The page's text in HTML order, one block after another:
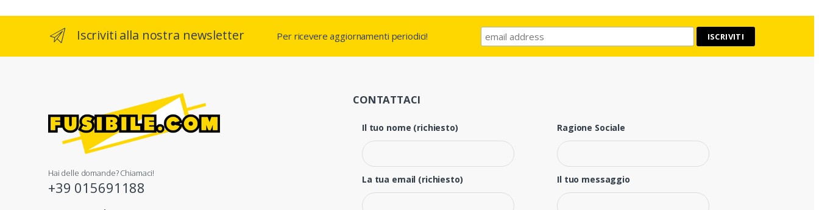
Iscriviti alla nostra newsletter Per ricevere aggiornamenti periodici!
Hai delle domande? Chiamaci!
+39 015691188
CONTATTACI
Il tuo nome (richiesto)
La tua email (richiesto)
Ragione Sociale
Il tuo messaggio